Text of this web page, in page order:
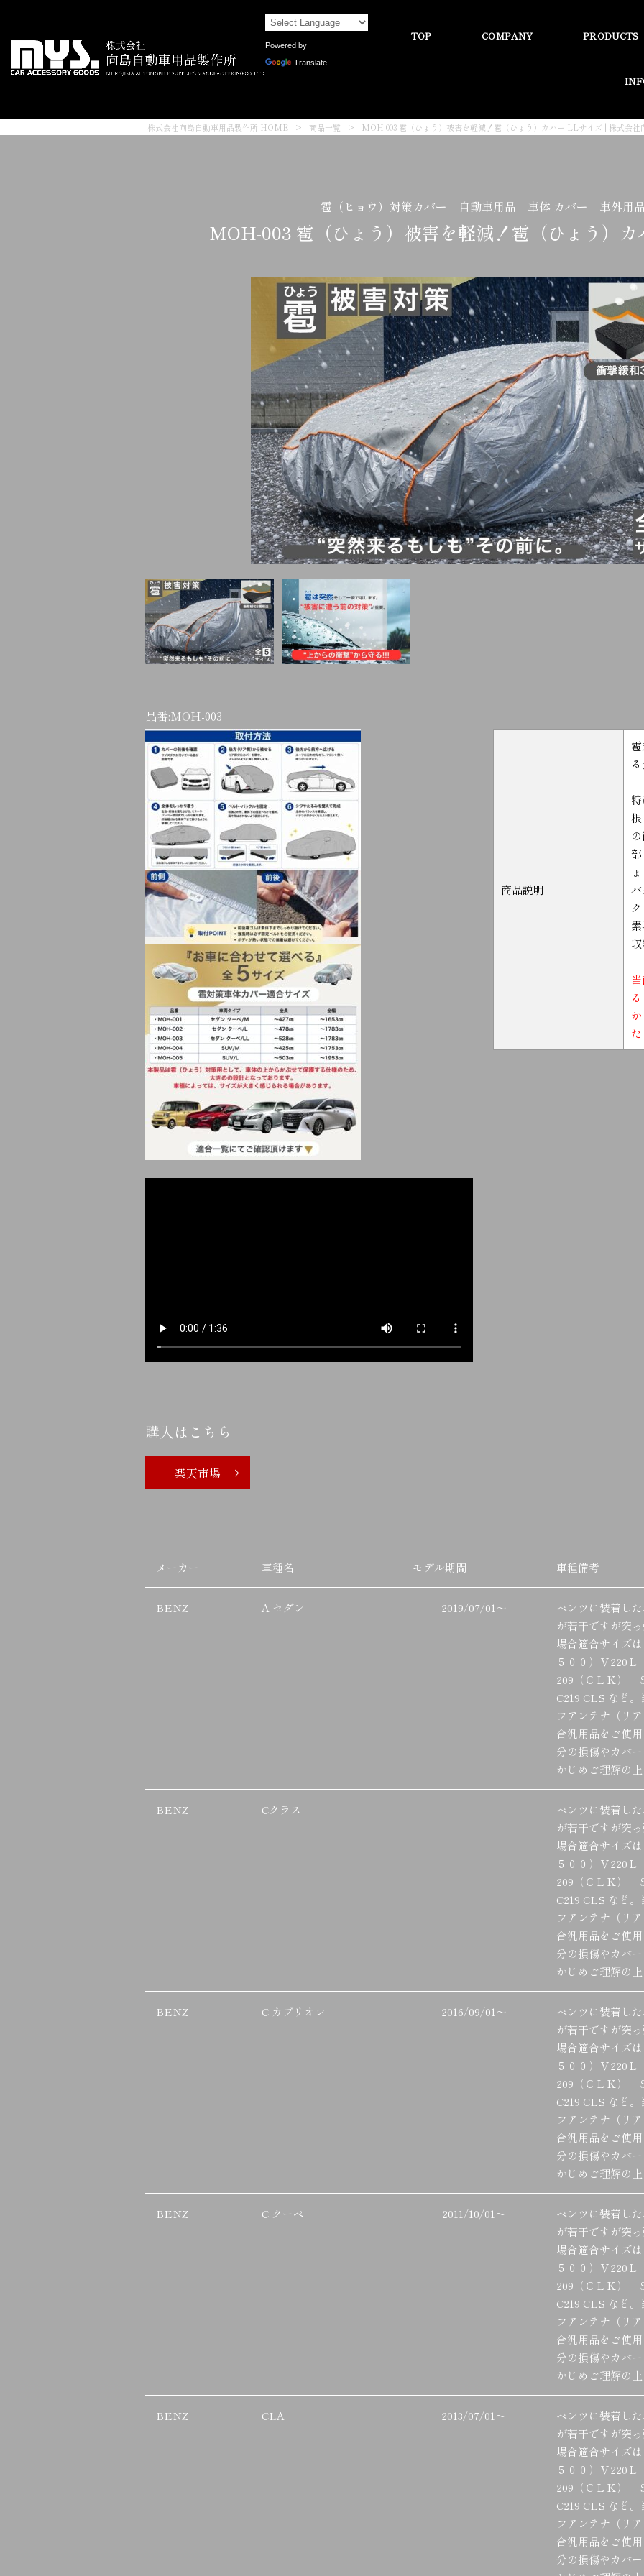
Powered by
Translate
TOP COMPANY PRODUCTS
株式会社向島自動車用品製作所 HOME > 商品一覧 > MOH-003 雹（ひょう）被害を軽減！雹（ひょう）カバー LLサイズ | 株式会社
雹（ヒョウ）対策カバー 自動車用品 車体 カバー 車外用品
MOH-003 雹（ひょう）被害を軽減！雹（ひょう）
品番:MOH-003
商品説明
た
購入はこちら
楽天市場
メーカー 車種名 モデル期間 車種備考
BENZ A セダン 2019/07/01～
ベンツに装着し
が若干ですが突
場合適合サイズ
５００）Ｖ220Ｌ
209（ＣＬＫ）
C219 CLS など
フアンテナ（リ
合汎用品をご使
分の損傷やカバ
かじめご理解の
BENZ Cクラス
ベンツに装着し
が若干ですが突
場合適合サイズ
５００）Ｖ220Ｌ
209（ＣＬＫ）
C219 CLS など
フアンテナ（リ
合汎用品をご使
分の損傷やカバ
かじめご理解の
BENZ C カブリオレ 2016/09/01～
ベンツに装着し
が若干ですが突
場合適合サイズ
５００）Ｖ220Ｌ
209（ＣＬＫ）
C219 CLS など
フアンテナ（リ
合汎用品をご使
分の損傷やカバ
かじめご理解の
BENZ C クーペ 2011/10/01～
ベンツに装着し
が若干ですが突
場合適合サイズ
５００）Ｖ220Ｌ
209（ＣＬＫ）
C219 CLS など
フアンテナ（リ
合汎用品をご使
分の損傷やカバ
かじめご理解の
BENZ CLA 2013/07/01～
ベンツに装着し
が若干ですが突
場合適合サイズ
５００）Ｖ220Ｌ
209（ＣＬＫ）
C219 CLS など
フアンテナ（リ
合汎用品をご使
分の損傷やカバ